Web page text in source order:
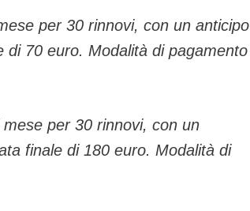
per 30 rinnovi, con un anticipo
70 euro. Modalità di pagamento
per 30 rinnovi, con un
finale di 180 euro. Modalità di